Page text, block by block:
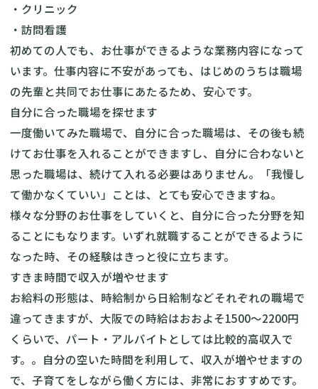
・クリニック
・訪問看護
初めての人でも、お仕事ができるような業務内容になって
います。仕事内容に不安があっても、はじめのうちは職場
の先輩と共同でお仕事にあたるため、安心です。
自分に合った職場を探せます
一度働いてみた職場で、自分に合った職場は、その後も続
けてお仕事を入れることができますし、自分に合わないと
思った職場は、続けて入れる必要はありません。「我慢し
て働かなくていい」ことは、とても安心できますね。
様々な分野のお仕事をしていくと、自分に合った分野を知
ることにもなります。いずれ就職することができるように
なった時、その経験はきっと役に立ちます。
すきま時間で収入が増やせます
お給料の形態は、時給制から日給制などそれぞれの職場で
違ってきますが、大阪での時給はおおよそ1500〜2200円
くらいで、パート・アルバイトとしては比較的高収入で
す。。自分の空いた時間を利用して、収入が増やせますの
で、子育てをしながら働く方には、非常におすすめです。